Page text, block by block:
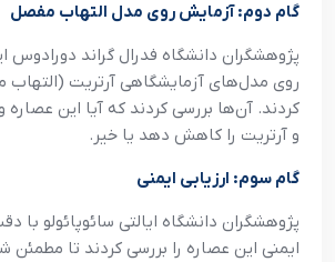
گام دوم: آزمایش روی مدل التهاب مفصل
پژوهشگران دانشگاه فدرال گراند دورادوس
روی مدل‌های آزمایشگاهی آرتریت
کردند. آن‌ها بررسی کردند که آیا این عصاره
و آرتریت را کاهش دهد یا خیر.
گام سوم: ارزیابی ایمنی
پژوهشگران دانشگاه ایالتی سائوپائولو با
ایمنی این عصاره را بررسی کردند تا مطمئن